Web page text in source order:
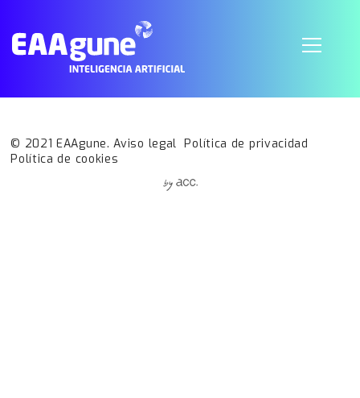
Tecnologías Cuánticas
InvestigaciónTecnaliaEsther Villar-Rodriguez
© 2021 EAAgune.Aviso legal Política de privacidad
Política de cookies